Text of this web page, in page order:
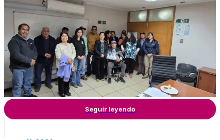
Seguir leyendo